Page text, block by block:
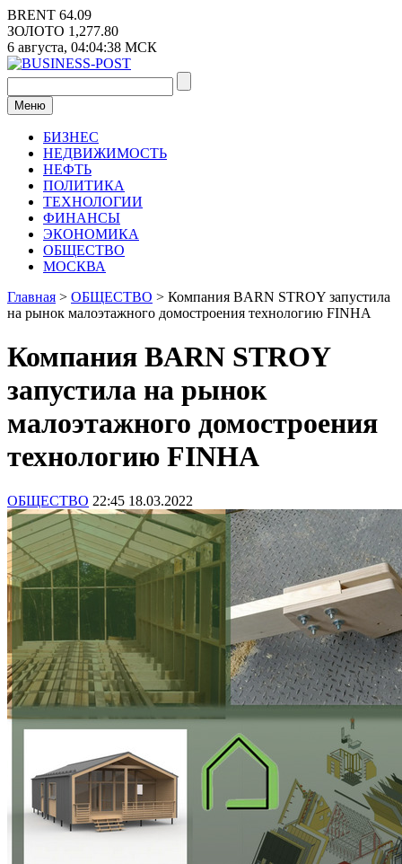
Перейти
к
содержимому
BRENT 64.09
ЗОЛОТО 1,277.80
6 августа, 04:04:38 МСК
Меню
БИЗНЕС
НЕДВИЖИМОСТЬ
НЕФТЬ
ПОЛИТИКА
ТЕХНОЛОГИИ
ФИНАНСЫ
ЭКОНОМИКА
ОБЩЕСТВО
МОСКВА
Главная > ОБЩЕСТВО > Компания BARN STROY запустила
на рынок малоэтажного домостроения технологию FINHA
Компания BARN STROY
запустила на рынок
малоэтажного домостроения
технологию FINHA
ОБЩЕСТВО 22:45 18.03.2022